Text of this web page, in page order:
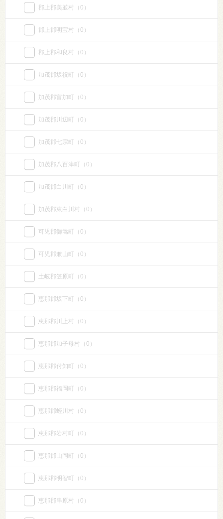
郡上郡美並村 （0）
郡上郡明宝村 （0）
郡上郡和良村 （0）
加茂郡坂祝町 （0）
加茂郡富加町 （0）
加茂郡川辺町 （0）
加茂郡七宗町 （0）
加茂郡八百津町 （0）
加茂郡白川町 （0）
加茂郡東白川村 （0）
可児郡御嵩町 （0）
可児郡兼山町 （0）
土岐郡笠原町 （0）
恵那郡坂下町 （0）
恵那郡川上村 （0）
恵那郡加子母村 （0）
恵那郡付知町 （0）
恵那郡福岡町 （0）
恵那郡蛭川村 （0）
恵那郡岩村町 （0）
恵那郡山岡町 （0）
恵那郡明智町 （0）
恵那郡串原村 （0）